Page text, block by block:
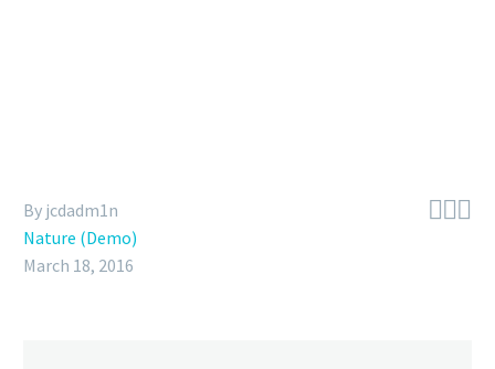

By jcdadm1n
Nature (Demo)
March 18, 2016